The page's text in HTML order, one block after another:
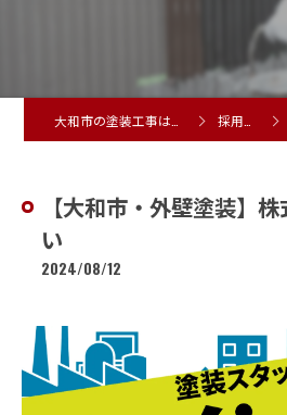
採用ブログ
【大和市・外壁塗装】
い
2024/08/12